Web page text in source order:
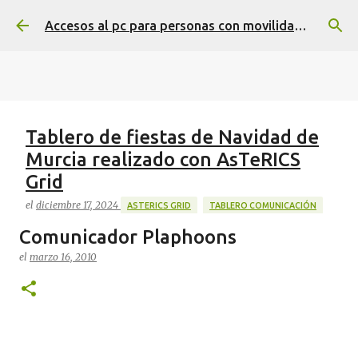
Ir al contenido principal Accesos al pc para personas con movilidad reducida
Tablero de fiestas de Navidad de
Murcia realizado con AsTeRICS
Grid
el diciembre 17, 2024 ASTERICS GRID TABLERO COMUNICACIÓN
Tablero de comunicación sobre las fiestas de Navidad
con elementos que son típicos de Murcia, realizado
https://acortar.link/Sw8BzT
Comunicador Plaphoons
el marzo 16, 2010